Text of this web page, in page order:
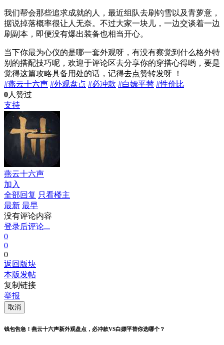
我们帮会那些追求成就的人，最近组队去刷钓雪以及青萝意，
据说掉落概率很让人无奈。不过大家一块儿，一边交谈着一边
刷副本，即便没有爆出装备也相当开心。
当下你最为心仪的是哪一套外观呀，有没有察觉到什么格外特
别的搭配技巧呢，欢迎于评论区去分享你的穿搭心得哟，要是
觉得这篇攻略具备用处的话，记得去点赞转发呀 ！
#燕云十六声 #外观盘点 #必冲款 #白嫖平替 #性价比
0人赞过
支持
燕云十六声
加入
全部回复 只看楼主
最新 最早
没有评论内容
登录后评论...
0
0
0
返回版块
本版发帖
复制链接
举报
取消
钱包告急！燕云十六声新外观盘点，必冲款VS白嫖平替你选哪个？